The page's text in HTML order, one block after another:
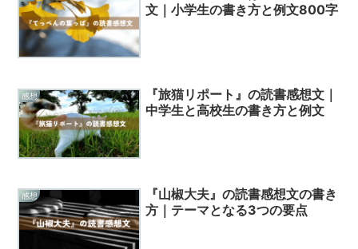
文｜小学生の書き方と例文800字
感想
『旅猫リポート』の読書感想文｜
中学生と高校生の書き方と例文
感想
『山椒大夫』の読書感想文の書き
方｜テーマとなる3つの要点